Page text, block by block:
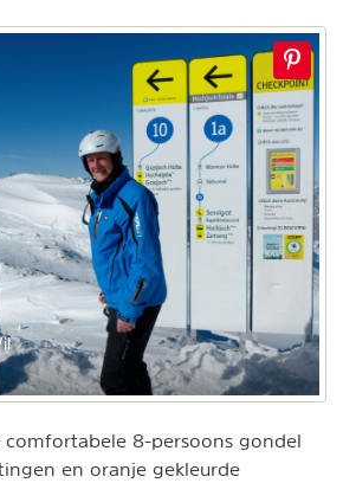
comfortabele 8-persoons gondel
en oranje gekleurde